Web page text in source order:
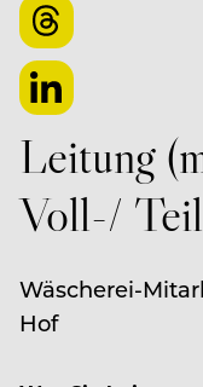
Leitung
Voll-/
Wäscherei-
Hof